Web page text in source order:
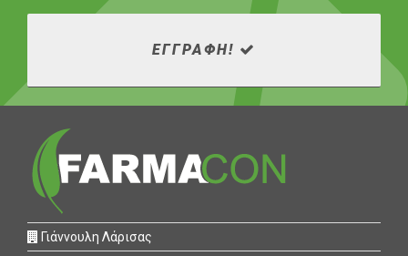
ΕΓΓΡΑΦΗ!
Γιάννουλη Λάρισας